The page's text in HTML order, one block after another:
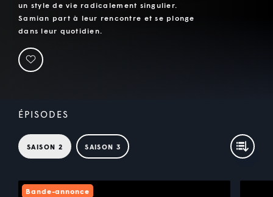
un style de vie radicalement singulier.
Samian part à leur rencontre et se plonge
dans leur quotidien.
ÉPISODES
SAISON 2 SAISON 3
Bande-annonce